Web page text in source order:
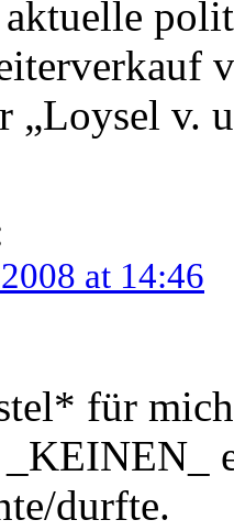
„Loysel v.
at 14:46
für
durfte.